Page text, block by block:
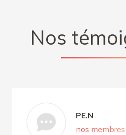
Nos
PE.N
nos